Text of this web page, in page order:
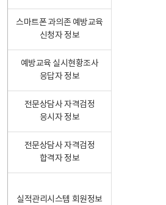
스마트폰 과의존 예방교육
신청자 정보
예방교육 실시현황조사
응답자 정보
전문상담사 자격검정
응시자 정보
전문상담사 자격검정
합격자 정보
실적관리시스템 회원정보